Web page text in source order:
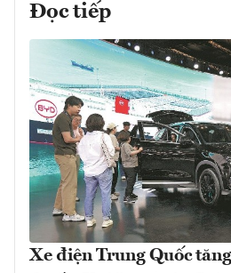
Đọc tiếp
Xe điện Trung Quốc